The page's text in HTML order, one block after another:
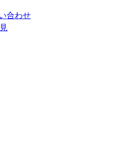
合わせ